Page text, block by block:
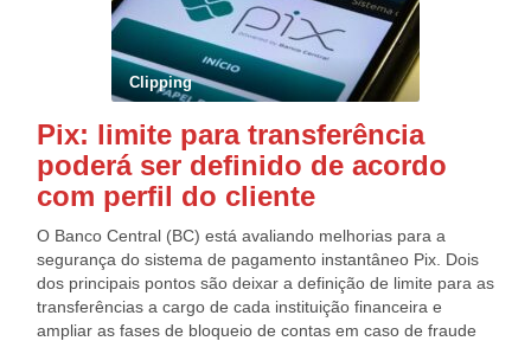
credenciadas pela Caixa, em todo o país ou pela Internet.
A aposta simples, com seis dezenas marcadas, custa R$
Clipping
Pix: limite para transferência
poderá ser definido de acordo
com perfil do cliente
O Banco Central (BC) está avaliando melhorias para a
segurança do sistema de pagamento instantâneo Pix. Dois
dos principais pontos são deixar a definição de limite para as
transferências a cargo de cada instituição financeira e
ampliar as fases de bloqueio de contas em caso de fraude